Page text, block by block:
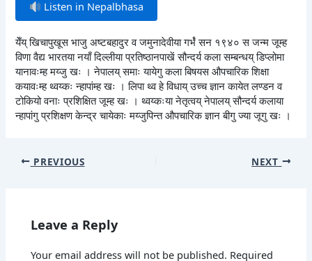
Listen in Nepalbhasa
येँय् खिचापुखूस भाजु अष्टबहादुर व जमुनादेवीया गर्भंं सन १९४० स जन्म जूम्ह
विणा वैद्य भारतया नयाँ दिल्लीया प्रतिष्ठानपाखें सौन्दर्य कला सम्बन्धय् डिप्लोमा
यानावःम्ह मय्जु खः । नेपालय् समाः यायेगु कला बिषयस औपचारिक शिक्षा
कयावःम्ह थ्वय्कः न्हापांम्ह खः । लिपा थ्व हे विधाय् उच्च ज्ञान कायेत लण्डन व
टोकियो वनाः प्रशिक्षित जूम्ह खः । थ्वय्कःया नेतृत्वय् नेपालय् सौन्दर्य कलाया
न्हापांगु प्रशिक्षण केन्द्र चायेकाः मय्जुपिन्त औपचारिक ज्ञान बीगु ज्या जूगु खः ।
PREVIOUS NEXT
Leave a Reply
Your email address will not be published. Required